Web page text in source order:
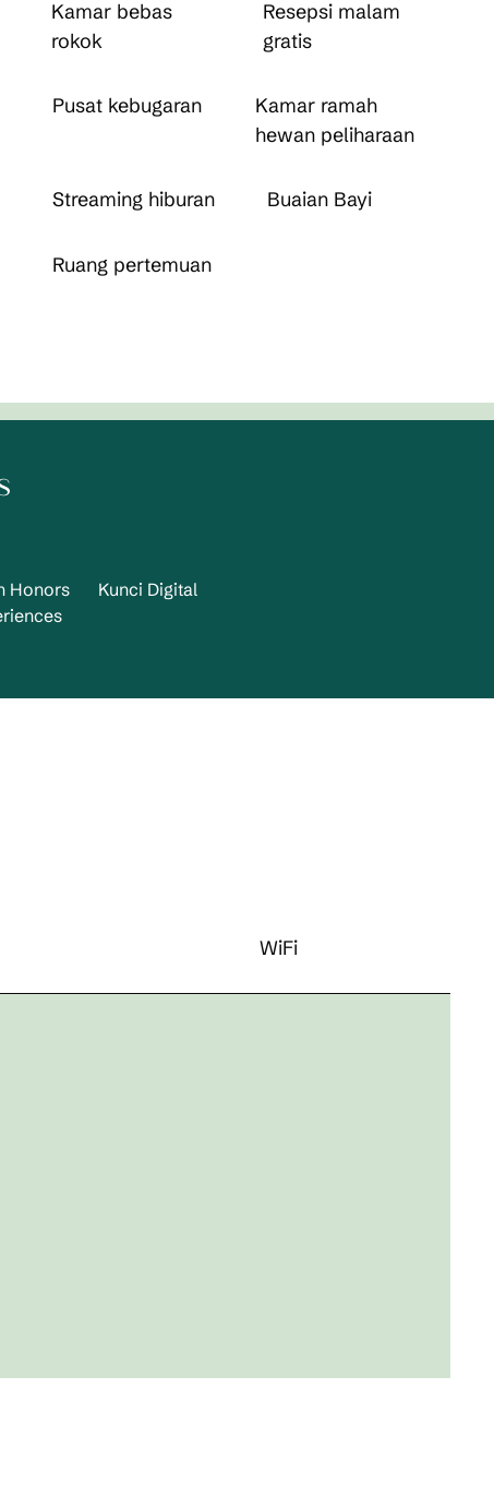
Kamar bebas
rokok
Resepsi malam
gratis
Pusat kebugaran
Kamar ramah
hewan peliharaan
Streaming hiburan Buaian Bayi
Ruang pertemuan
Honors
Kunci Digital
WiFi